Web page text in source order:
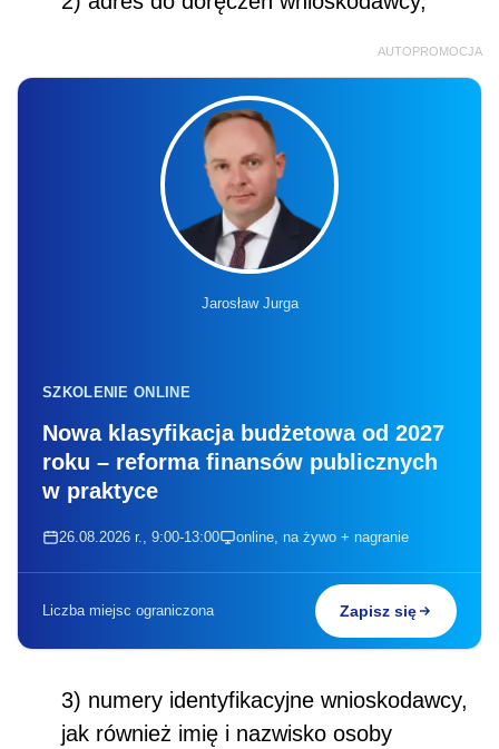
AUTOPROMOCJA
Jarosław Jurga
SZKOLENIE ONLINE
Nowa klasyfikacja budżetowa od 2027
roku – reforma finansów publicznych
w praktyce
26.08.2026 r., 9:00-13:00 online, na żywo + nagranie
Liczba miejsc ograniczona Zapisz się
3) numery identyfikacyjne wnioskodawcy,
jak również imię i nazwisko osoby